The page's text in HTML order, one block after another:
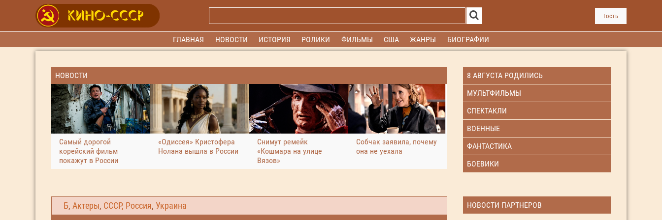
Гость
ГЛАВНАЯ НОВОСТИ ИСТОРИЯ РОЛИКИ ФИЛЬМЫ США ЖАНРЫ БИОГРАФИИ
НОВОСТИ
Самый дорогой
корейский фильм
покажут в России
«Одиссея» Кристофера
Нолана вышла в России
Снимут ремейк
«Кошмара на улице
Вязов»
Собчак заявила, почему
она не уехала
8 АВГУСТА РОДИЛИСЬ
МУЛЬТФИЛЬМЫ
СПЕКТАКЛИ
ВОЕННЫЕ
ФАНТАСТИКА
БОЕВИКИ
Б, Актеры, СССР, Россия, Украина НОВОСТИ ПАРТНЕРОВ